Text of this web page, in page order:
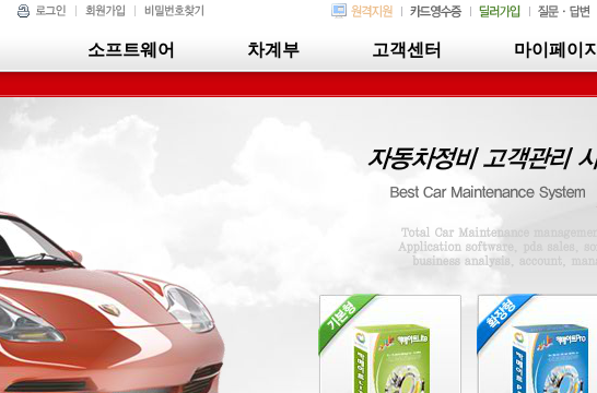
소프트웨어 차계부 고객센터 마이페이지